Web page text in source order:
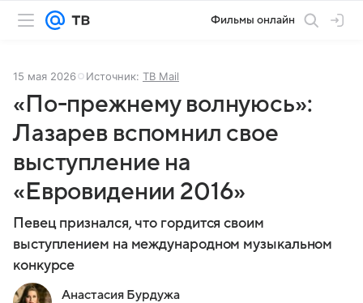
Фильмы онлайн
15 мая 2026 Источник: ТВ Mail
«По-прежнему волнуюсь»:
Лазарев вспомнил свое
выступление на
«Евровидении 2016»
Певец признался, что гордится своим
выступлением на международном музыкальном
конкурсе
Анастасия Бурдужа